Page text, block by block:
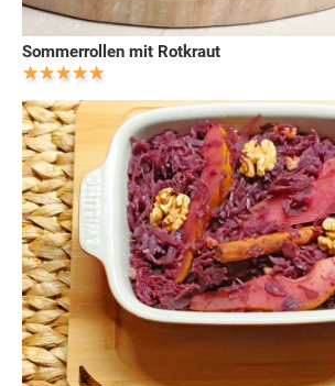
Sommerrollen mit Rotkraut